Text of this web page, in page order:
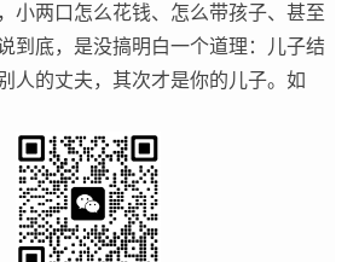
小两口怎么花钱、怎么带孩子、甚至
到底，是没搞明白一个道理：儿子结
人的丈夫，其次才是你的儿子。如